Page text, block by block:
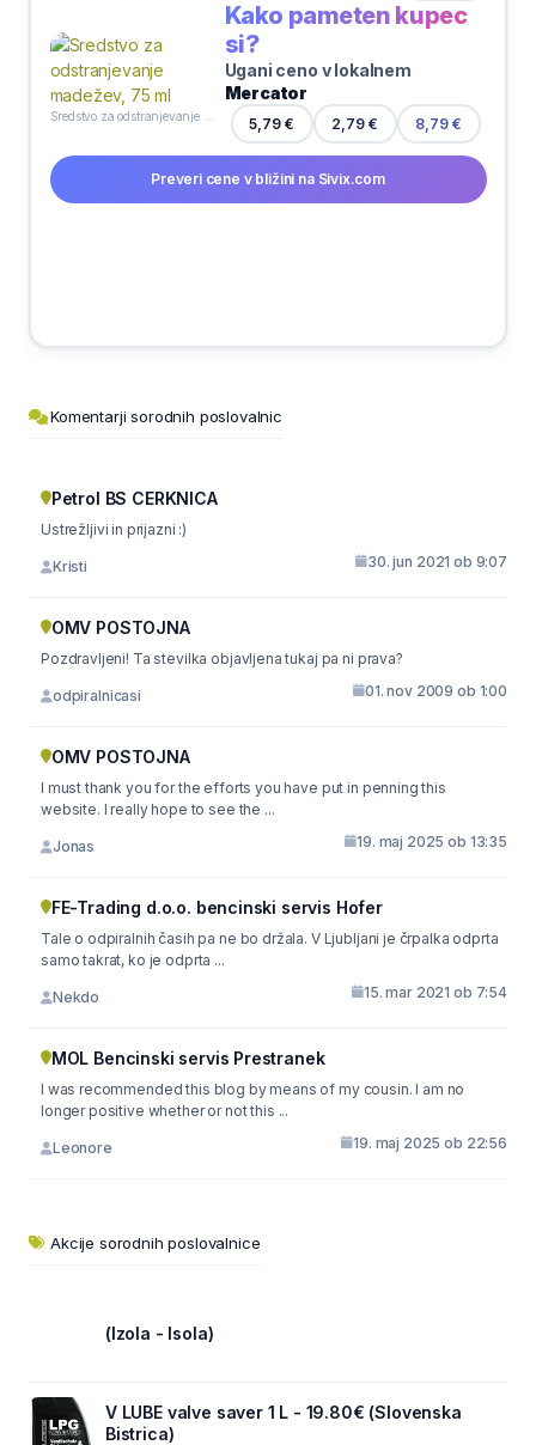
Kako pameten kupec
si?
Ugani ceno v lokalnem
Mercator
5,79 € 2,79 € 8,79 €
Preveri cene v bližini na Sivix.com
Komentarji sorodnih poslovalnic
Petrol BS CERKNICA
Ustrežljivi in prijazni :)
Kristi 30. jun 2021 ob 9:07
OMV POSTOJNA
Pozdravljeni! Ta stevilka objavljena tukaj pa ni prava?
odpiralnicasi 01. nov 2009 ob 1:00
OMV POSTOJNA
I must thank you for the efforts you have put in penning this
website. I really hope to see the ...
Jonas 19. maj 2025 ob 13:35
FE-Trading d.o.o. bencinski servis Hofer
Tale o odpiralnih časih pa ne bo držala. V Ljubljani je črpalka odprta
samo takrat, ko je odprta ...
Nekdo 15. mar 2021 ob 7:54
MOL Bencinski servis Prestranek
I was recommended this blog by means of my cousin. I am no
longer positive whether or not this ...
Leonore 19. maj 2025 ob 22:56
Akcije sorodnih poslovalnice
(Izola - Isola)
V LUBE valve saver 1 L - 19.80€ (Slovenska
Bistrica)